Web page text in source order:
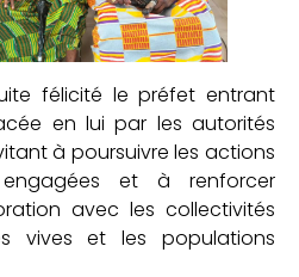
félicité le préfet entrant
en lui par les autorités
à poursuivre les actions
et à renforcer
avec les collectivités
vives et les populations